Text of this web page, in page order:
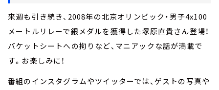
来週も引き続き、2008年の北京オリンピック・男子4x100
メートルリレーで銀メダルを獲得した塚原直貴さん登場！
バケットシートへの拘りなど、マニアックな話が満載で
す。お楽しみに！
番組のインスタグラムやツイッターでは、ゲストの写真や